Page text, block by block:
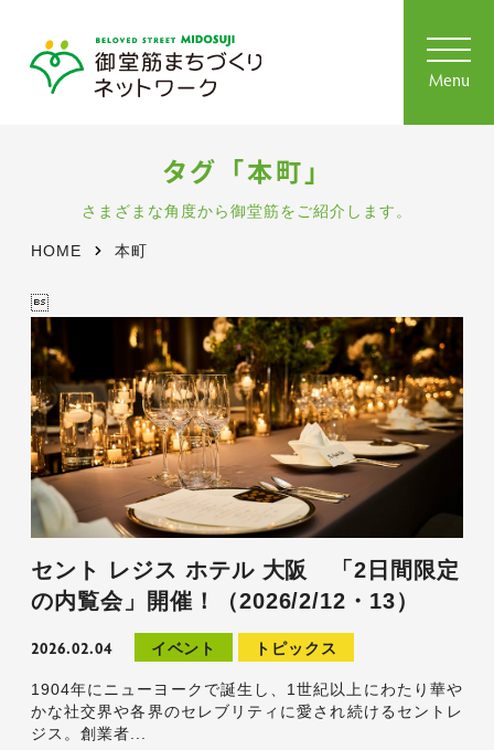
Menu
タグ「本町」
さまざまな角度から御堂筋をご紹介します。
HOME 本町

セント レジス ホテル 大阪 「2日間限定
の内覧会」開催！（2026/2/12・13）
2026.02.04 イベント トピックス
1904年にニューヨークで誕生し、1世紀以上にわたり華や
かな社交界や各界のセレブリティに愛され続けるセントレ
ジス。創業者...